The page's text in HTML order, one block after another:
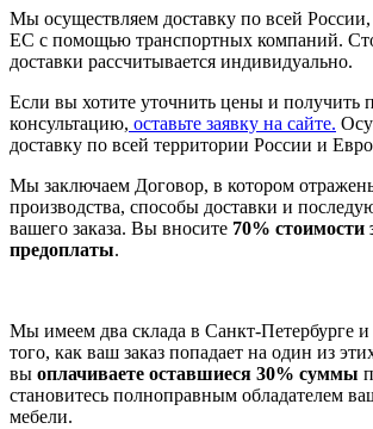
Мы осуществляем доставку по всей
ЕС с помощью транспортных компаний.
доставки рассчитывается индивидуально.
Если вы хотите уточнить цены и получить
консультацию, оставьте заявку на сайте.
доставку по всей территории России и
Мы заключаем Договор, в котором
производства, способы доставки и
вашего заказа. Вы вносите 70% стоимости
предоплаты.
Мы имеем два склада в Санкт-Петербурге
того, как ваш заказ попадает на один из
вы оплачиваете оставшиеся 30% суммы
становитесь полноправным обладателем
мебели.